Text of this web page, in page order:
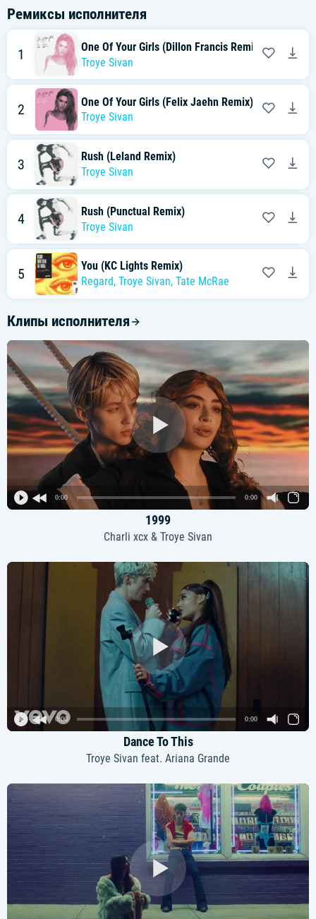
Ремиксы исполнителя
1
One Of Your Girls (Dillon Francis Remix)
Troye Sivan
2
One Of Your Girls (Felix Jaehn Remix)
Troye Sivan
3
Rush (Leland Remix)
Troye Sivan
4
Rush (Punctual Remix)
Troye Sivan
5
You (KC Lights Remix)
Regard, Troye Sivan, Tate McRae
Клипы исполнителя
0:00 0:00
1999
Charli xcx & Troye Sivan
0:00 0:00
Dance To This
Troye Sivan feat. Ariana Grande